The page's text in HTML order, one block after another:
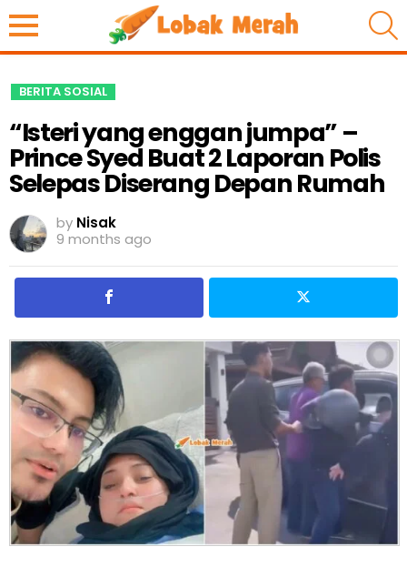
BERITA SOSIAL
“Isteri yang enggan jumpa” –
Prince Syed Buat 2 Laporan Polis
Selepas Diserang Depan Rumah
by Nisak
9 months ago